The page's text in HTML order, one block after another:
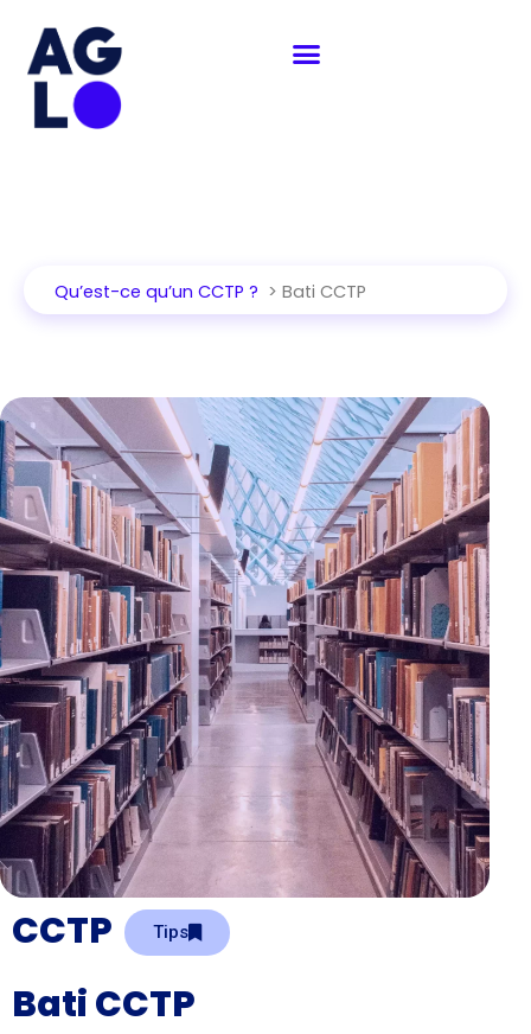
contenu
Qu’est-ce qu’un CCTP ? > Bati CCTP
CCTP Tips
Bati CCTP